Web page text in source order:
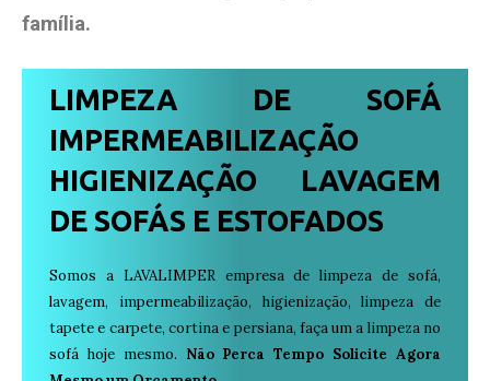
família.
LIMPEZA DE SOFÁ
IMPERMEABILIZAÇÃO
HIGIENIZAÇÃO LAVAGEM
DE SOFÁS E ESTOFADOS
Somos a LAVALIMPER empresa de limpeza de sofá,
lavagem, impermeabilização, higienização, limpeza de
tapete e carpete, cortina e persiana, faça um a limpeza no
sofá hoje mesmo. Não Perca Tempo Solicite Agora